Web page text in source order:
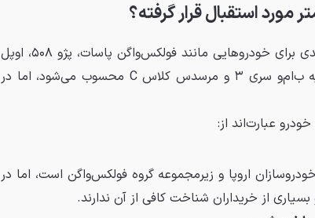
مورد استقبال قرار گرفته؟
با وجود آنکه سوپرب در اروپا رقیبی جدی برای خودروهایی مانند فولکس‌واگن پاسات، پژو ۵۰۸، اوپل
اینسیگنیا و حتی برخی نسخه‌های پایه ب‌ام‌و سری ۳ و مرسدس کلاس C محسوب می‌شود، اما در
عبارت‌اند از:
اروپا و زیرمجموعه گروه فولکس‌واگن است، اما در
از خریداران شناخت کافی از آن ندارند.